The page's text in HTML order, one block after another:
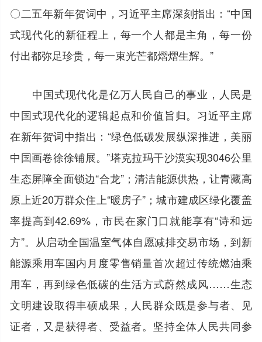
〇二五年新年贺词中，习近平主席深刻指出：“中国
式现代化的新征程上，每一个人都是主角，每一份
付出都弥足珍贵，每一束光芒都熠熠生辉。”
中国式现代化是亿万人民自己的事业，人民是
中国式现代化的逻辑起点和价值旨归。习近平主席
在新年贺词中指出：“绿色低碳发展纵深推进，美丽
中国画卷徐徐铺展。”塔克拉玛干沙漠实现3046公里
生态屏障全面锁边“合龙”；清洁能源供热，让青藏高
原上近20万群众住上“暖房子”；城市建成区绿化覆盖
率提高到42.69%，市民在家门口就能享有“诗和远
方”。从启动全国温室气体自愿减排交易市场，到新
能源乘用车国内月度零售销量首次超过传统燃油乘
用车，再到绿色低碳的生活方式蔚然成风……生态
文明建设取得丰硕成果，人民群众既是参与者、见
证者，又是获得者、受益者。坚持全体人民共同参